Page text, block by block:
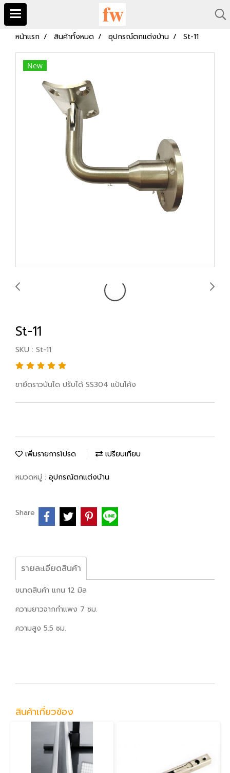
หน้าแรก สินค้าทั้งหมด อุปกรณ์ตกแต่งบ้าน St-11
New
St-11
SKU : St-11
ขายึดราวบันได ปรับได้ SS304 แป้นโค้ง
เพิ่มรายการโปรด เปรียบเทียบ
หมวดหมู่ : อุปกรณ์ตกแต่งบ้าน
Share
รายละเอียดสินค้า
ขนาดสินค้า แกน 12 มิล
ความยาวจากกำแพง 7 ซม.
ความสูง 5.5 ซม.
สินค้าเกี่ยวข้อง